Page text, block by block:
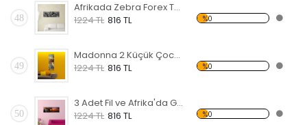
48
Afrikada Zebra Forex Tablo
1224 TL 816 TL %0
49
Madonna 2 Küçük Çocuk Forex Tablo
1224 TL 816 TL %0
50
3 Adet Fil ve Afrika'da Gün Batımı Forex Tablo
1224 TL 816 TL %0